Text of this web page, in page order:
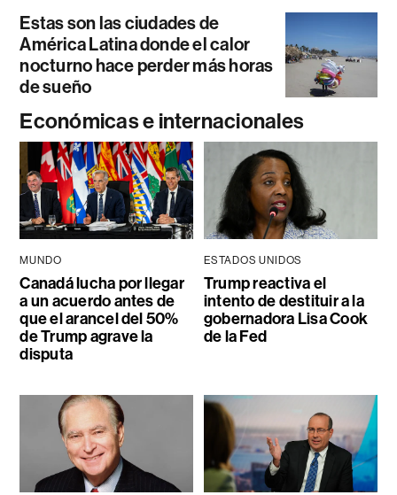
Estas son las ciudades de
América Latina donde el calor
nocturno hace perder más horas
de sueño
Económicas e internacionales
MUNDO
Canadá lucha por llegar
a un acuerdo antes de
que el arancel del 50%
de Trump agrave la
disputa
ESTADOS UNIDOS
Trump reactiva el
intento de destituir a la
gobernadora Lisa Cook
de la Fed